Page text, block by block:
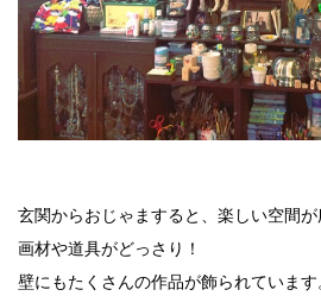
玄関からおじゃますると、楽しい空間が
画材や道具がどっさり！
壁にもたくさんの作品が飾られています。